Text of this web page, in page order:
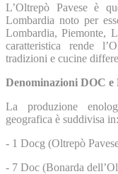
L’Oltrepò Pavese è
Lombardia noto per
Lombardia, Piemonte,
caratteristica rende
tradizioni e cucine
Denominazioni DOC e
La produzione
geografica è suddivisa in:
- 1 Docg (Oltrepò
- 7 Doc (Bonarda